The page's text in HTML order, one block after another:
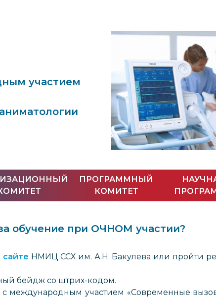
участием
ПРОГРАММНЫЙ
КОМИТЕТ
обучение при ОЧНОМ участии?
сайте НМИЦ ССХ им. А.Н. Бакулева или пройти
бейдж со штрих-кодом.
международным участием «Современные